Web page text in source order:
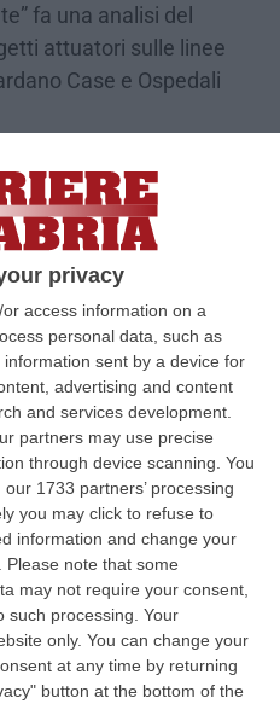
privacy
access information on a
personal data, such as
sent by a device for
advertising and content
and services development.
partners may use precise
through device scanning. You
1733 partners’ processing
you may click to refuse to
information and change your
Please note that some
may not require your consent,
such processing. Your
only. You can change your
at any time by returning
button at the bottom of the
fa una analisi del
attuatori sulle linee
Case e Ospedali
Competente
povertà di salute in
annuale a Lamezia
da sottoporre
regionali della sanità